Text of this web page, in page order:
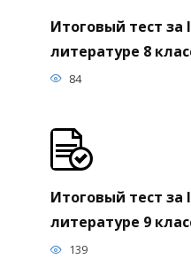
Итоговый тест за
литературе 8
84
Итоговый тест за
литературе 9
139